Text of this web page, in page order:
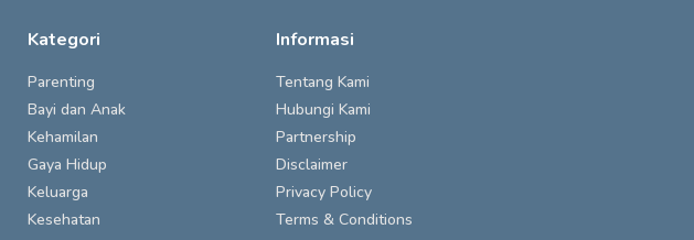
Kategori
Parenting
Bayi dan Anak
Kehamilan
Gaya Hidup
Keluarga
Kesehatan
Informasi
Tentang Kami
Hubungi Kami
Partnership
Disclaimer
Privacy Policy
Terms & Conditions